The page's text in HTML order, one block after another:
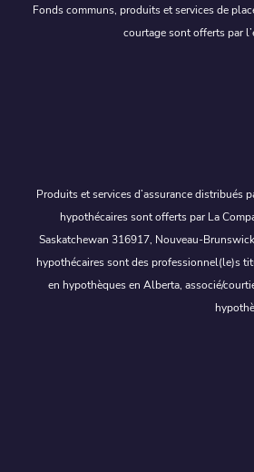
Fonds communs, produits et services de
courtage sont offerts par
Produits et services d’assurance distribués
hypothécaires sont offerts par La
Saskatchewan 316917, Nouveau-
hypothécaires sont des professionnel(le)s
en hypothèques en Alberta, associé/